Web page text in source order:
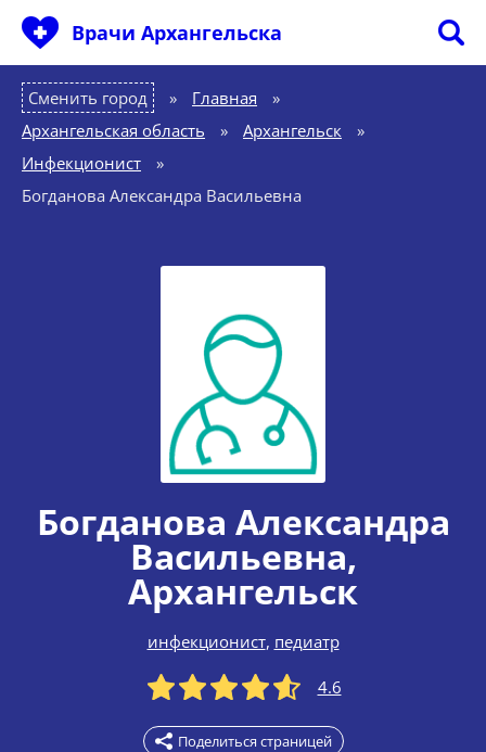
Врачи Архангельска
Сменить город Главная
»
Архангельская область
» Архангельск
»
Инфекционист
»
Богданова Александра Васильевна
Богданова Александра
Васильевна,
Архангельск
инфекционист, педиатр
4.6
Поделиться страницей